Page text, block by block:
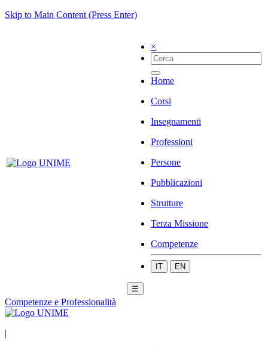
Skip to Main Content (Press Enter)
×
Home
Corsi
Insegnamenti
Professioni
Persone
Pubblicazioni
Strutture
Terza Missione
Competenze
IT EN
☰
Competenze e Professionalità
|